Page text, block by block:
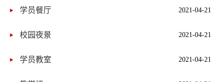
学员餐厅 2021-04-21
校园夜景 2021-04-21
学员教室 2021-04-21